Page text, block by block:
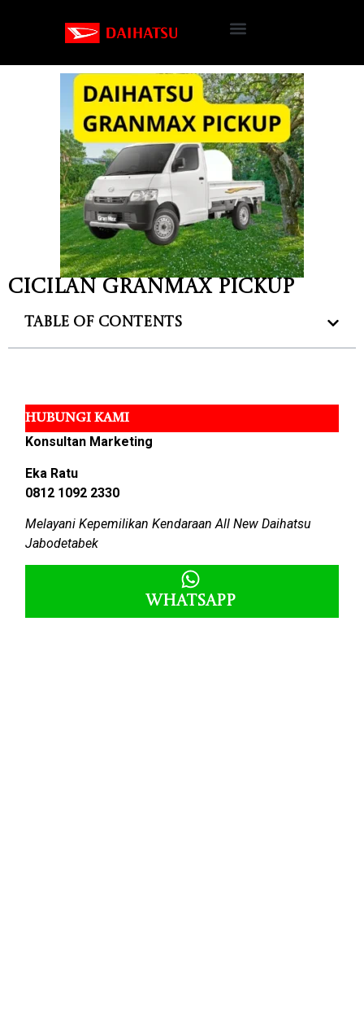
Cicilan Granmax PickUp
Table of Contents
HUBUNGI KAMI
Konsultan Marketing
Eka Ratu
0812 1092 2330
Melayani Kepemilikan Kendaraan All New Daihatsu
Jabodetabek
Whatsapp